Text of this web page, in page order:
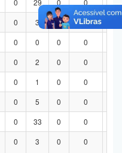
0 29 0 0
0 3 0 0
0 0 0 0
0 2 0 0
0 1 0 0
0 5 0 0
0 33 0 0
0 3 0 0